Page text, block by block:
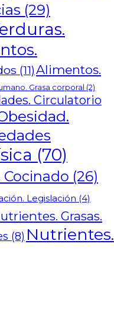
(29)
(11)Alimentos.
Grasa corporal (2)
Circulatorio
(70)
(26)
Legislación (4)
Grasas.
(8) Nutrientes.